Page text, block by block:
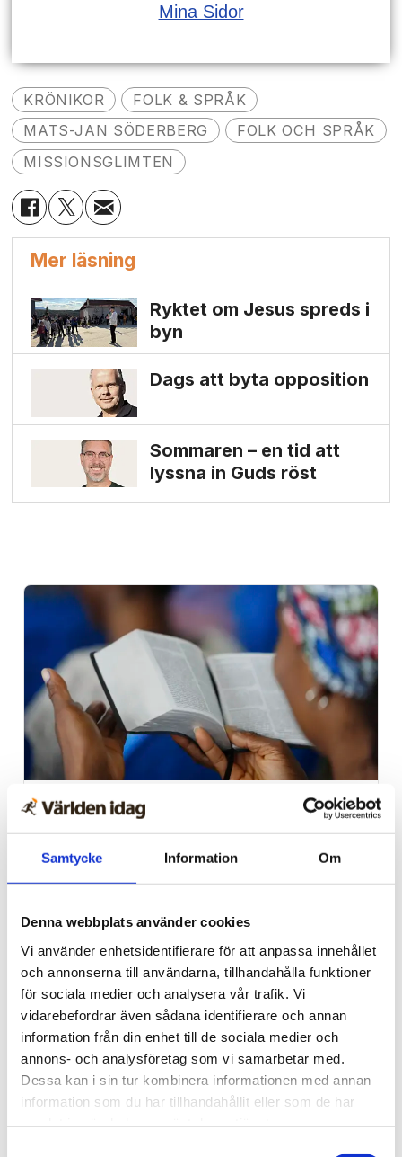
Samtycke Information Om
Denna webbplats använder cookies
Vi använder enhetsidentifierare för att anpassa innehållet
och annonserna till användarna, tillhandahålla funktioner
för sociala medier och analysera vår trafik. Vi
vidarebefordrar även sådana identifierare och annan
information från din enhet till de sociala medier och
annons- och analysföretag som vi samarbetar med.
Dessa kan i sin tur kombinera informationen med annan
information som du har tillhandahållit eller som de har
Mina Sidor
KRÖNIKOR
FOLK & SPRÅK
MATS-JAN SÖDERBERG
FOLK OCH SPRÅK
MISSIONSGLIMTEN
Mer läsning
Ryktet om Jesus spreds i
byn
Dags att byta opposition
Sommaren – en tid att
lyssna in Guds röst
Afrika
Nigeriansk kvinna ville
slå världs­rekord – läste